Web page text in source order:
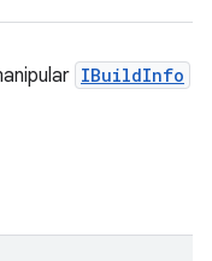
IBuildInfo